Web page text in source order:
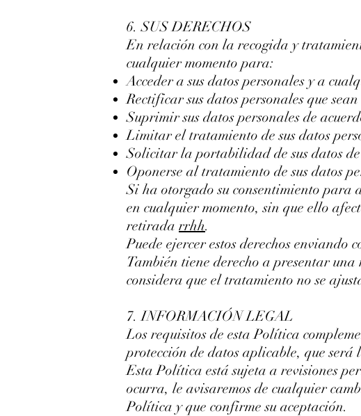
6. SUS DERECHOS
En relación con la recogida y
cualquier momento para:
Acceder a sus datos personales y a
Rectificar sus datos personales que
Suprimir sus datos personales de
Limitar el tratamiento de sus datos
Solicitar la portabilidad de sus datos
Oponerse al tratamiento de sus datos
Si ha otorgado su consentimiento
en cualquier momento, sin que ello
retirada rrhh.
Puede ejercer estos derechos
También tiene derecho a presentar
considera que el tratamiento no se
7. INFORMACIÓN LEGAL
Los requisitos de esta Política
protección de datos aplicable, que será
Esta Política está sujeta a revisiones
ocurra, le avisaremos de cualquier
Política y que confirme su aceptación.